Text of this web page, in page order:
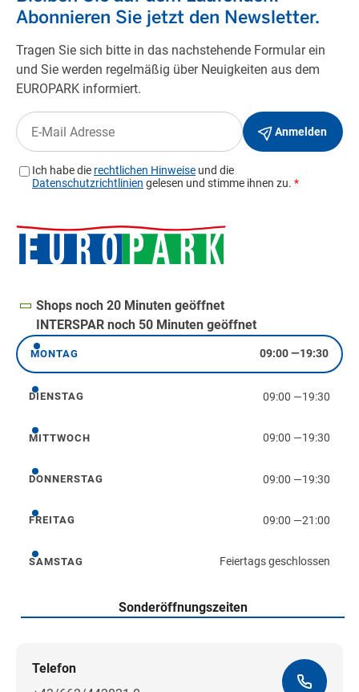
Shops noch 20 Minuten geöffnet
INTERSPAR noch 50 Minuten geöffnet
Montag
MONTAG 09:00—19:30
Dienstag
DIENSTAG 09:00 —19:30
Mittwoch
MITTWOCH 09:00 —19:30
Donnerstag
DONNERSTAG 09:00 —19:30
Freitag
FREITAG 09:00 —21:00
Samstag
SAMSTAG Feiertags geschlossen
Sonderöffnungszeiten
Telefon